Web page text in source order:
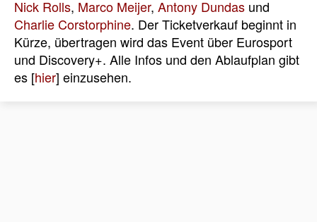
Nick Rolls, Marco Meijer, Antony Dundas und
Charlie Corstorphine. Der Ticketverkauf beginnt in
Kürze, übertragen wird das Event über Eurosport
und Discovery+. Alle Infos und den Ablaufplan gibt
es [hier] einzusehen.